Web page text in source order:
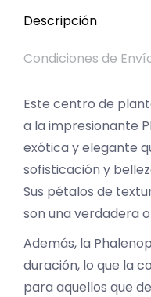
Descripción
Condiciones de
Este centro de
a la impresionante
exótica y elegante
sofisticación y
Sus pétalos de
son una verdadera
Además, la
duración, lo que la
para aquellos que